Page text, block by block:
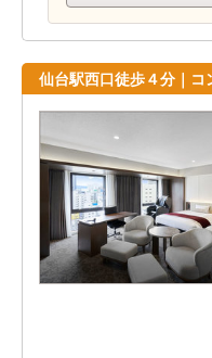
仙台駅西口徒歩４分｜